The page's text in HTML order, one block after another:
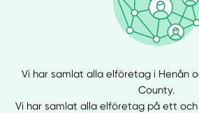
Vi har samlat alla elföretag i Henån
County.
Vi har samlat alla elföretag på ett